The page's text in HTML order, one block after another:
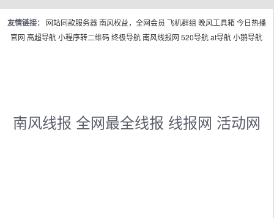
友情链接： 网站同款服务器 南风权益，全网会员 飞机群组 晚风工具箱 今日热播
官网 高超导航小程序转二维码终极导航南风线报网 520导航at导航小鹅导航
南风线报 全网最全线报 线报网 活动网